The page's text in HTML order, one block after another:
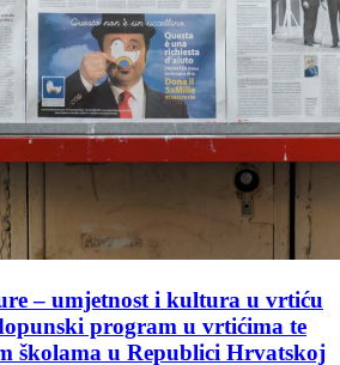
– umjetnost i kultura u vrtiću
program u vrtićima te
školama u Republici Hrvatskoj